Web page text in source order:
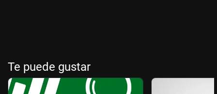
Te puede gustar